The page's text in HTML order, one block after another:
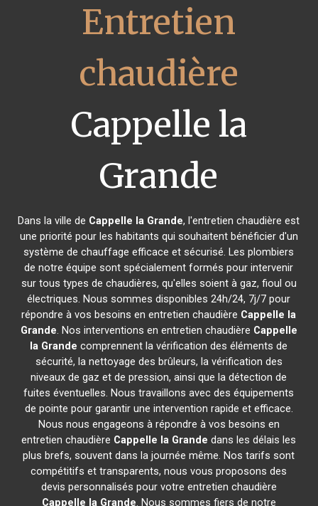
Entretien
chaudière
Cappelle la
Grande
Dans la ville de Cappelle la Grande, l'entretien chaudière est
une priorité pour les habitants qui souhaitent bénéficier d'un
système de chauffage efficace et sécurisé. Les plombiers
de notre équipe sont spécialement formés pour intervenir
sur tous types de chaudières, qu'elles soient à gaz, fioul ou
électriques. Nous sommes disponibles 24h/24, 7j/7 pour
répondre à vos besoins en entretien chaudière Cappelle la
Grande. Nos interventions en entretien chaudière Cappelle
la Grande comprennent la vérification des éléments de
sécurité, la nettoyage des brûleurs, la vérification des
niveaux de gaz et de pression, ainsi que la détection de
fuites éventuelles. Nous travaillons avec des équipements
de pointe pour garantir une intervention rapide et efficace.
Nous nous engageons à répondre à vos besoins en
entretien chaudière Cappelle la Grande dans les délais les
plus brefs, souvent dans la journée même. Nos tarifs sont
compétitifs et transparents, nous vous proposons des
devis personnalisés pour votre entretien chaudière
Cappelle la Grande. Nous sommes fiers de notre